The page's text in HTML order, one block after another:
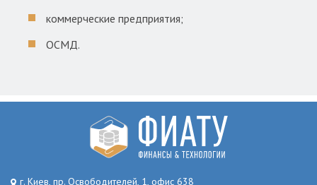
коммерческие предприятия;
ОСМД.
г. Киев, пр. Освободителей, 1, офис 638